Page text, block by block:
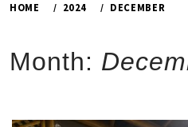
HOME 2024 DECEMBER
Month: